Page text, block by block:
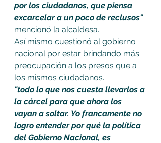
por los ciudadanos, que piensa
excarcelar a un poco de reclusos"
mencionó la alcaldesa.
Así mismo cuestionó al gobierno
nacional por estar brindando más
preocupación a los presos que a
los mismos ciudadanos.
"todo lo que nos cuesta llevarlos a
la cárcel para que ahora los
vayan a soltar. Yo francamente no
logro entender por qué la política
del Gobierno Nacional, es